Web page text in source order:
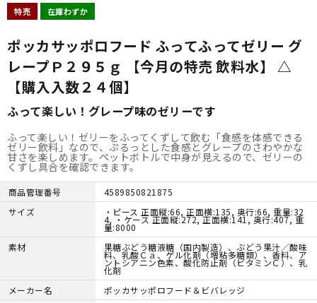
特売 在庫わずか
ポッカサッポロフード ふってふってゼリー グ
レープＰ２９５ｇ 【今月の特売 飲料水】 △
【購入入数２４個】
ふって楽しい！グレープ味のゼリーです
ふって楽しい！ゼリーをふってくずして飲む「食感を体感できる
ゼリー飲料」なので、ぷるっとした食感とグレープのさわやかな
甘さを楽しめます。ペットボトルで中身が見えるので、ゼリーの
くずし具合を確認できます。
商品管理番号
4589850821875
サイズ
・ピース 正面縦:66, 正面横:135, 奥行:66, 重量:32
4, ・ケース 正面縦:272, 正面横:141, 奥行:407, 重
量:8000
素材
果糖ぶどう糖液糖（国内製造）、ぶどう果汁／酸味
料、乳酸Ｃａ、ゲル化剤（増粘多糖類）、香料、ア
ントシアニン色素、酸化防止剤（ビタミンＣ）、乳
化剤
メーカー名
ポッカサッポロフード＆ビバレッジ